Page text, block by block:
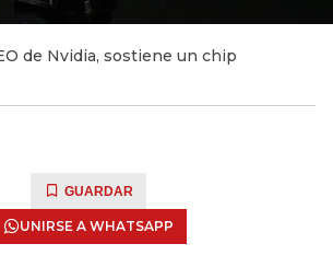
de Nvidia, sostiene un chip
GUARDAR
UNIRSE A WHATSAPP